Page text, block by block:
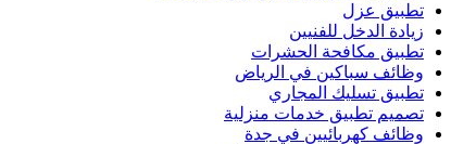
تطبيق عزل
زيادة الدخل للفنيين
تطبيق مكافحة الحشرات
وظائف سباكين في الرياض
تطبيق تسليك المجاري
تصميم تطبيق خدمات منزلية
وظائف كهربائيين في جدة